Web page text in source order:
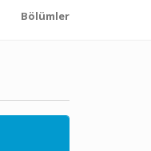
Bölümler